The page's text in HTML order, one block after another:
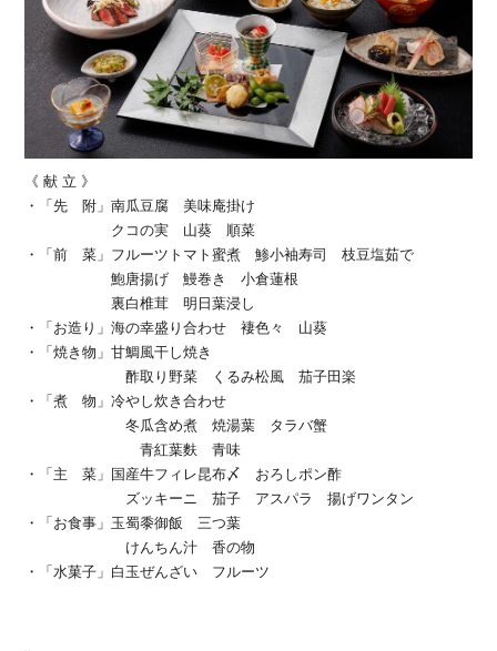
《 献 立 》
・「先 附」南瓜豆腐 美味庵掛け
クコの実 山葵 順菜
・「前 菜」フルーツトマト蜜煮 鯵小袖寿司 枝豆塩茹で
鮑唐揚げ 鰻巻き 小倉蓮根
裏白椎茸 明日葉浸し
・「お造り」海の幸盛り合わせ 褄色々 山葵
・「焼き物」甘鯛風干し焼き
酢取り野菜 くるみ松風 茄子田楽
・「煮 物」冷やし炊き合わせ
冬瓜含め煮 焼湯葉 タラバ蟹
青紅葉麩 青味
・「主 菜」国産牛フィレ昆布〆 おろしポン酢
ズッキーニ 茄子 アスパラ 揚げワンタン
・「お食事」玉蜀黍御飯 三つ葉
けんちん汁 香の物
・「水菓子」白玉ぜんざい フルーツ